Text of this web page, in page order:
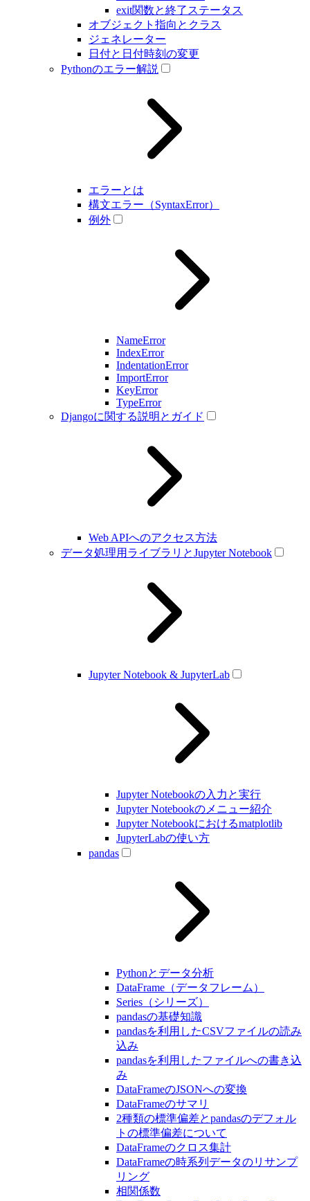
exit関数と終了ステータス
オブジェクト指向とクラス
ジェネレーター
日付と日付時刻の変更
Pythonのエラー解説
エラーとは
構文エラー（SyntaxError）
例外
NameError
IndexError
IndentationError
ImportError
KeyError
TypeError
Djangoに関する説明とガイド
Web APIへのアクセス方法
データ処理用ライブラリとJupyter Notebook
Jupyter Notebook & JupyterLab
Jupyter Notebookの入力と実行
Jupyter Notebookのメニュー紹介
Jupyter Notebookにおけるmatplotlib
JupyterLabの使い方
pandas
Pythonとデータ分析
DataFrame（データフレーム）
Series（シリーズ）
pandasの基礎知識
pandasを利用したCSVファイルの読み
込み
pandasを利用したファイルへの書き込
み
DataFrameのJSONへの変換
DataFrameのサマリ
2種類の標準偏差とpandasのデフォル
トの標準偏差について
DataFrameのクロス集計
DataFrameの時系列データのリサンプ
リング
相関係数